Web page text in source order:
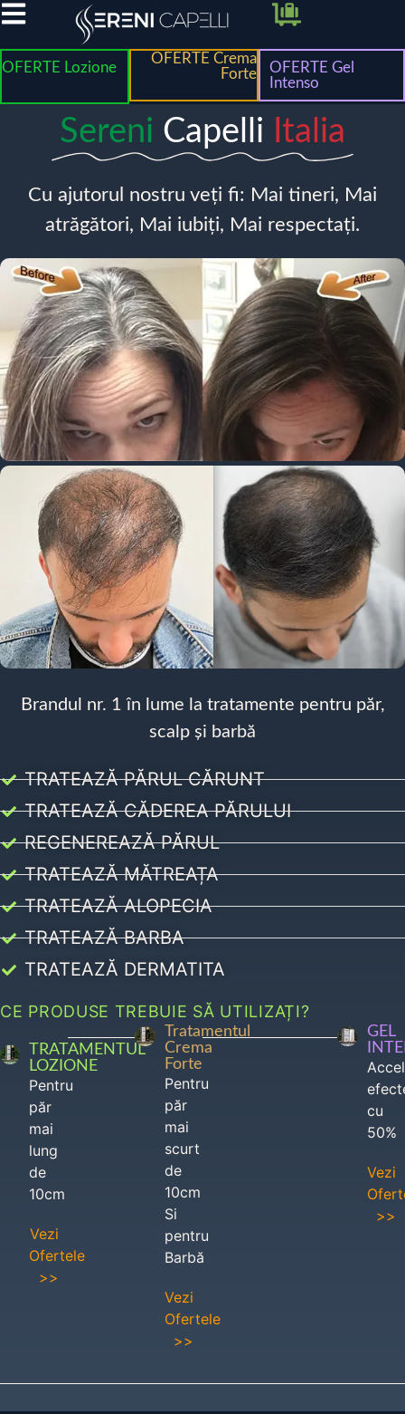
OFERTE Lozione
OFERTE Crema
Forte
OFERTE Gel
Intenso
Sereni Capelli Italia
Cu ajutorul nostru veți fi: Mai tineri, Mai
atrăgători, Mai iubiți, Mai respectați.
Brandul nr. 1 în lume la tratamente pentru păr,
scalp și barbă
TRATEAZĂ PĂRUL CĂRUNT
TRATEAZĂ CĂDEREA PĂRULUI
REGENEREAZĂ PĂRUL
TRATEAZĂ MĂTREAȚA
TRATEAZĂ ALOPECIA
TRATEAZĂ BARBA
TRATEAZĂ DERMATITA
CE PRODUSE TREBUIE SĂ UTILIZAȚI?
TRATAMENTUL
LOZIONE
Pentru
păr
mai
lung
de
10cm
Vezi
Ofertele
>>
Tratamentul
Crema
Forte
Pentru
păr
mai
scurt
de
10cm
Si
pentru
Barbă
Vezi
Ofertele
>>
GEL
cu
50%
Vezi
>>